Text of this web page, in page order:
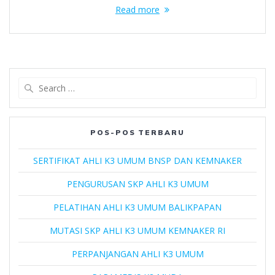
Read more
POS-POS TERBARU
SERTIFIKAT AHLI K3 UMUM BNSP DAN KEMNAKER
PENGURUSAN SKP AHLI K3 UMUM
PELATIHAN AHLI K3 UMUM BALIKPAPAN
MUTASI SKP AHLI K3 UMUM KEMNAKER RI
PERPANJANGAN AHLI K3 UMUM